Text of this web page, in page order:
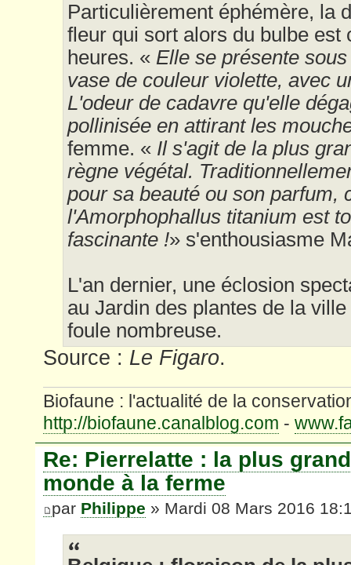
Particulièrement éphémère, la
fleur qui sort alors du bulbe est
heures. « Elle se présente
vase de couleur violette, avec
L'odeur de cadavre qu'elle
pollinisée en attirant les
femme. « Il s'agit de la plus
règne végétal.
pour sa beauté ou son parfum,
l'Amorphophallus titanium est
fascinante !» s'enthousiasme
L'an dernier, une éclosion
au Jardin des plantes de la
foule nombreuse.
Source : Le Figaro.
Biofaune : l'actualité de la
http://biofaune.canalblog.com -
Re: Pierrelatte : la plus
monde à la ferme
par Philippe » Mardi 08 Mars 2016